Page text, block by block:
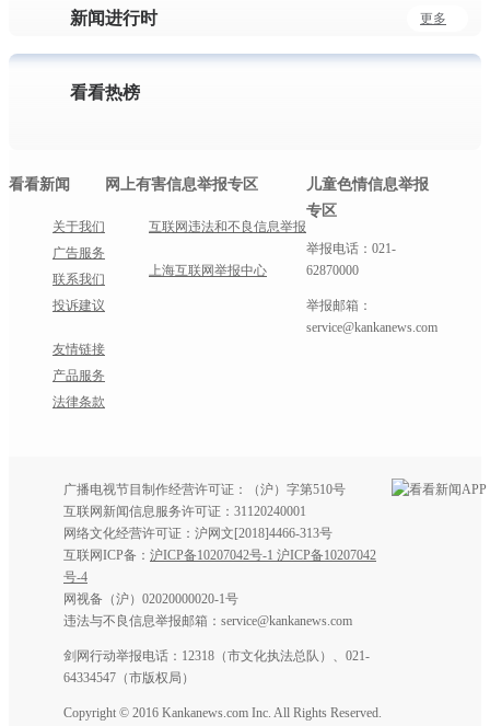
新闻进行时 更多
看看热榜
看看新闻
关于我们
广告服务
联系我们
投诉建议
友情链接
产品服务
法律条款
网上有害信息举报专区
互联网违法和不良信息举报
上海互联网举报中心
儿童色情信息举报
专区
举报电话：021-
62870000
举报邮箱：
service@kankanews.com
广播电视节目制作经营许可证：（沪）字第510号
互联网新闻信息服务许可证：31120240001
网络文化经营许可证：沪网文[2018]4466-313号
互联网ICP备： 沪ICP备10207042号-1 沪ICP备10207042
号-4
网视备（沪）02020000020-1号
违法与不良信息举报邮箱：service@kankanews.com
剑网行动举报电话：12318（市文化执法总队）、021-
64334547（市版权局）
Copyright © 2016 Kankanews.com Inc. All Rights Reserved.